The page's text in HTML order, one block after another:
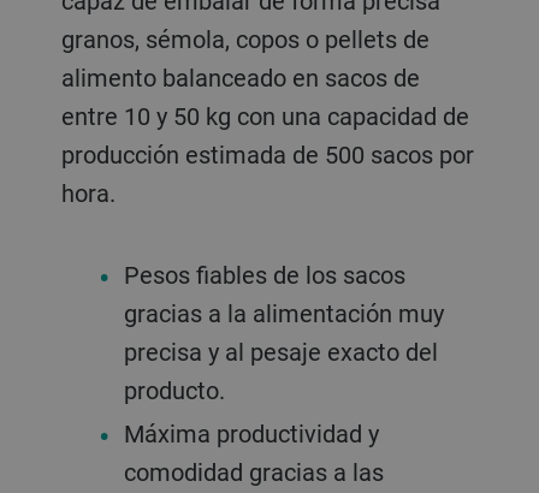
granos, sémola, copos o pellets de
alimento balanceado en sacos de
entre 10 y 50 kg con una capacidad de
producción estimada de 500 sacos por
hora.
Pesos fiables de los sacos
gracias a la alimentación muy
precisa y al pesaje exacto del
producto.
Máxima productividad y
comodidad gracias a las